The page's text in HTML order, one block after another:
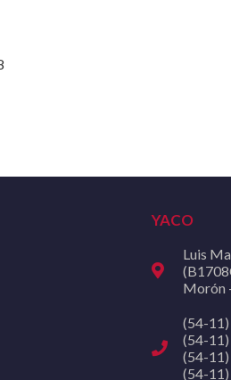
YACO
Luis
Morón
(54-
(54-
(54-
(54-